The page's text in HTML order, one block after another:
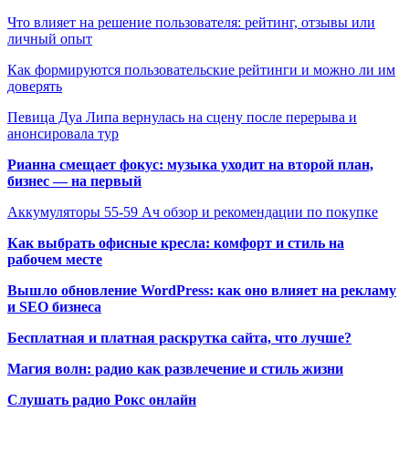
Что влияет на решение пользователя: рейтинг, отзывы или
личный опыт
Как формируются пользовательские рейтинги и можно ли им
доверять
Певица Дуа Липа вернулась на сцену после перерыва и
анонсировала тур
Рианна смещает фокус: музыка уходит на второй план,
бизнес — на первый
Аккумуляторы 55-59 Ач обзор и рекомендации по покупке
Как выбрать офисные кресла: комфорт и стиль на
рабочем месте
Вышло обновление WordPress: как оно влияет на рекламу
и SEO бизнеса
Бесплатная и платная раскрутка сайта, что лучше?
Магия волн: радио как развлечение и стиль жизни
Слушать радио Рокс онлайн